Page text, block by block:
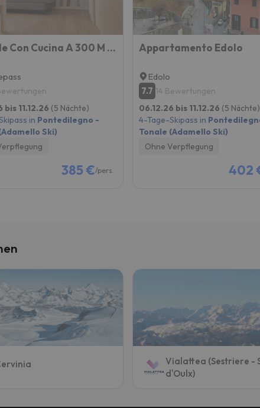
Bilocale Con Cucina A 300 M Dalle Piste
bis 11.12.26 (5 Nächte)
in Pontedilegno -
Ski)
385 €/pers.
Appartamento Edolo
Edolo
7.7 14 Bewertungen
06.12.26 bis 11.12.26 (5 Nächte)
4-Tage-Skipass in
Tonale (Adamello Ski)
Ohne Verpflegung
402
Vialattea (Sestriere -
d'Oulx)